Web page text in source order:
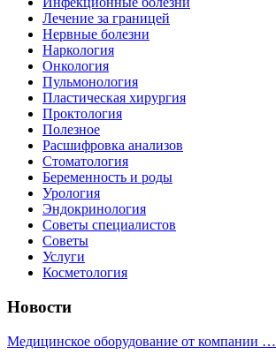
Лечение за границей
Нервные болезни
Наркология
Онкология
Пульмонология
Пластическая хирургия
Проктология
Полезное
Расшифровка анализов
Стоматология
Беременность и роды
Урология
Эндокринология
Советы специалистов
Советы
Услуги
Косметология
Новости
Медицинское оборудование от компании …